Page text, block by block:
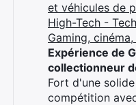
et véhicules de
High-Tech -
Gaming,
Expérience de
collectionneur
Fort d'une
compétition